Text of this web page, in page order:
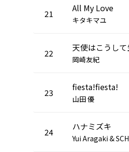
21 All My Love
キタキマユ
22 天使はこうし
岡崎友紀
23 fiesta!fiesta!
山田 優
24 ハナミズキ
Yui Aragaki &